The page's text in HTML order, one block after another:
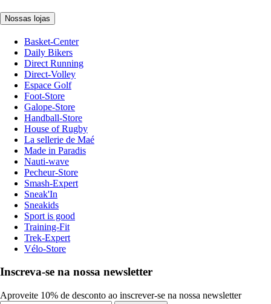
Nossas lojas
Basket-Center
Daily Bikers
Direct Running
Direct-Volley
Espace Golf
Foot-Store
Galope-Store
Handball-Store
House of Rugby
La sellerie de Maé
Made in Paradis
Nauti-wave
Pecheur-Store
Smash-Expert
Sneak'In
Sneakids
Sport is good
Training-Fit
Trek-Expert
Vélo-Store
Inscreva-se na nossa newsletter
Aproveite 10% de desconto ao inscrever-se na nossa newsletter